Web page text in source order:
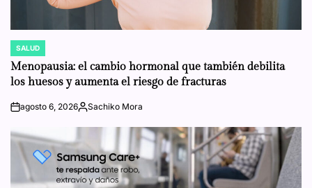
POSTED
IN
SALUD
Menopausia: el cambio hormonal que también debilita
los huesos y aumenta el riesgo de fracturas
onagosto 6, 2026Posted
Sachiko Mora